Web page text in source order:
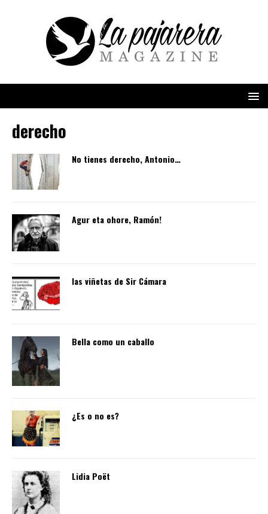
derecho
No tienes derecho, Antonio…
Agur eta ohore, Ramón!
las viñetas de Sir Cámara
Bella como un caballo
¿Es o no es?
Lidia Poët